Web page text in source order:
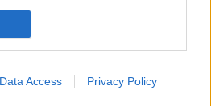
Data Access Privacy Policy